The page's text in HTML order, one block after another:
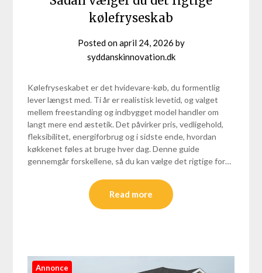
kølefryseskab
Posted onapril 24, 2026 by
syddanskinnovation.dk
Kølefryseskabet er det hvidevare-køb, du formentlig
lever længst med. Ti år er realistisk levetid, og valget
mellem freestanding og indbygget model handler om
langt mere end æstetik. Det påvirker pris, vedligehold,
fleksibilitet, energiforbrug og i sidste ende, hvordan
køkkenet føles at bruge hver dag. Denne guide
gennemgår forskellene, så du kan vælge det rigtige for…
Read more
Annonce